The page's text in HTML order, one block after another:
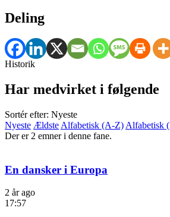
Deling
Historik
Har medvirket i følgende
Sortér efter: Nyeste
Nyeste Ældste Alfabetisk (A-Z) Alfabetisk
Der er 2 emner i denne fane.
En dansker i Europa
2 år ago
17:57